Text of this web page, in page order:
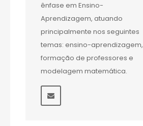
ênfase em Ensino-
Aprendizagem, atuando
principalmente nos seguintes
temas: ensino-aprendizagem,
formação de professores e
modelagem matemática.